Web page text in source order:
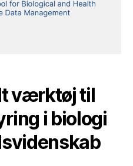
værktøj til
i biologi